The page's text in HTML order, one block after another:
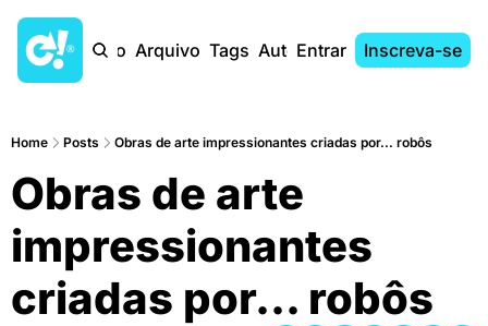
Início Arquivo Tags AutoresEntrar Inscreva-se
Home Posts Obras de arte impressionantes criadas por... robôs
Obras de arte
impressionantes
criadas por... robôs